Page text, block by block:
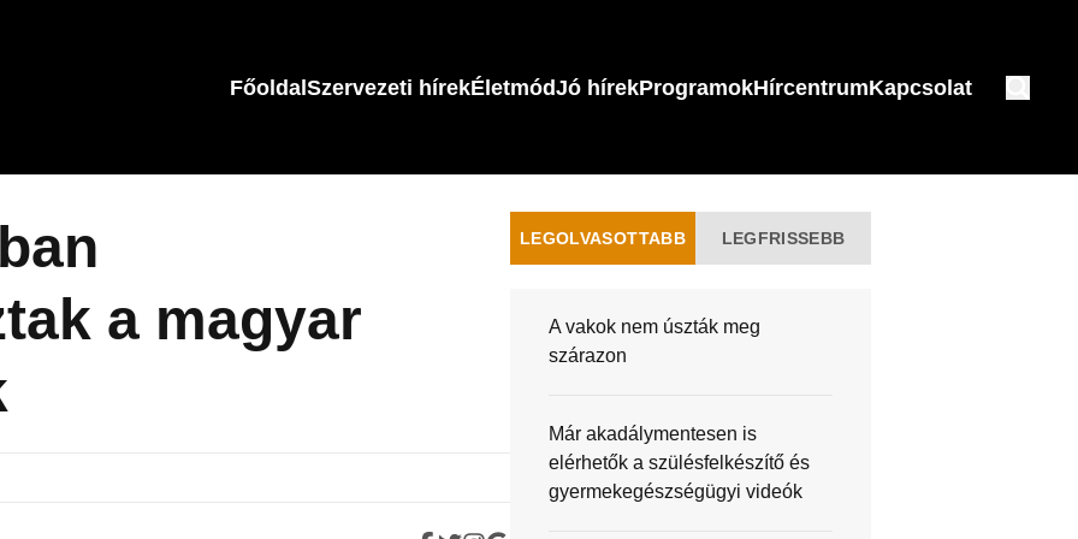
FőoldalSzervezeti hírekÉletmódJó hírekProgramokHírcentrumKapcsolat
a magyar
LEGOLVASOTTABB LEGFRISSEBB
A vakok nem úszták meg
szárazon
Már akadálymentesen is
elérhetők a szülésfelkészítő és
gyermekegészségügyi videók